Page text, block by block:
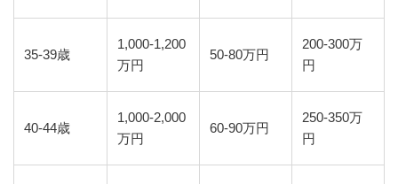
35-39歳
1,000-1,200
万円
50-80万円
200-300万
円
40-44歳
1,000-2,000
万円
60-90万円
250-350万
円